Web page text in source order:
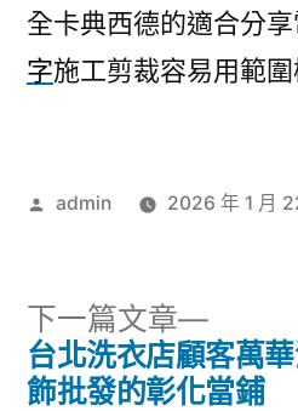
全卡典西德的適合分
字施工剪裁容易用範圍
作
admin 2026 年 1 月
文
下一篇文章
下
一
篇
台北洗衣店顧客萬
飾批發的彰化當鋪